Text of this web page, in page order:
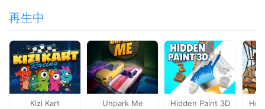
再生中
Kizi Kart Unpark Me Hidden Paint 3D Hot